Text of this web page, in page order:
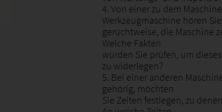
4. Von einer zu dem
Werkzeugmaschine hören Sie
gerüchtweise, die Maschine
Welche Fakten
würden Sie prüfen, um
zu widerlegen?
5. Bei einer anderen
gehörig, möchten
Sie Zeiten festlegen, zu